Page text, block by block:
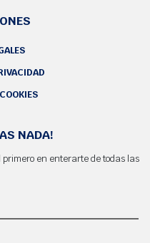
NADA!
en enterarte de todas las